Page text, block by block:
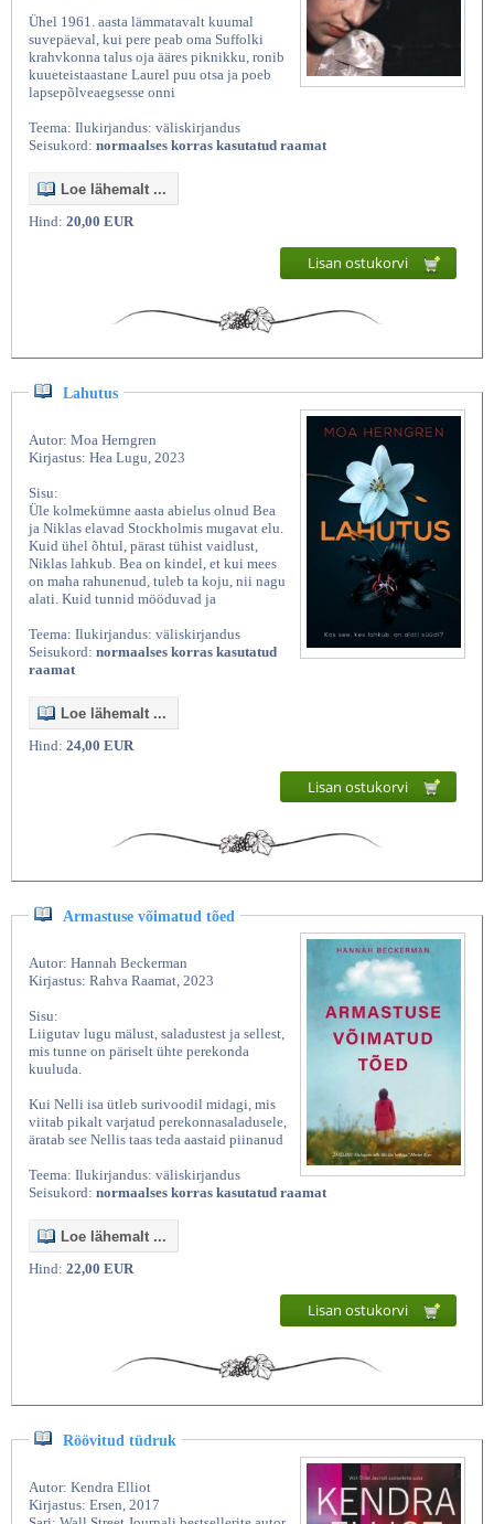
Ühel 1961. aasta lämmatavalt kuumal
suvepäeval, kui pere peab oma Suffolki
krahvkonna talus oja ääres piknikku, ronib
kuueteistaastane Laurel puu otsa ja poeb
lapsepõlveaegsesse onni
Teema: Ilukirjandus: väliskirjandus
Seisukord: normaalses korras kasutatud raamat
Loe lähemalt ...
Hind: 20,00 EUR
Lisan ostukorvi
Lahutus
Autor: Moa Herngren
Kirjastus: Hea Lugu, 2023
Sisu:
Üle kolmekümne aasta abielus olnud Bea
ja Niklas elavad Stockholmis mugavat elu.
Kuid ühel õhtul, pärast tühist vaidlust,
Niklas lahkub. Bea on kindel, et kui mees
on maha rahunenud, tuleb ta koju, nii nagu
alati. Kuid tunnid mööduvad ja
Teema: Ilukirjandus: väliskirjandus
Seisukord: normaalses korras kasutatud
raamat
Loe lähemalt ...
Hind: 24,00 EUR
Lisan ostukorvi
Armastuse võimatud tõed
Autor: Hannah Beckerman
Kirjastus: Rahva Raamat, 2023
Sisu:
Liigutav lugu mälust, saladustest ja sellest,
mis tunne on päriselt ühte perekonda
kuuluda.
Kui Nelli isa ütleb surivoodil midagi, mis
viitab pikalt varjatud perekonnasaladusele,
äratab see Nellis taas teda aastaid piinanud
Teema: Ilukirjandus: väliskirjandus
Seisukord: normaalses korras kasutatud raamat
Loe lähemalt ...
Hind: 22,00 EUR
Lisan ostukorvi
Röövitud tüdruk
Autor: Kendra Elliot
Kirjastus: Ersen, 2017